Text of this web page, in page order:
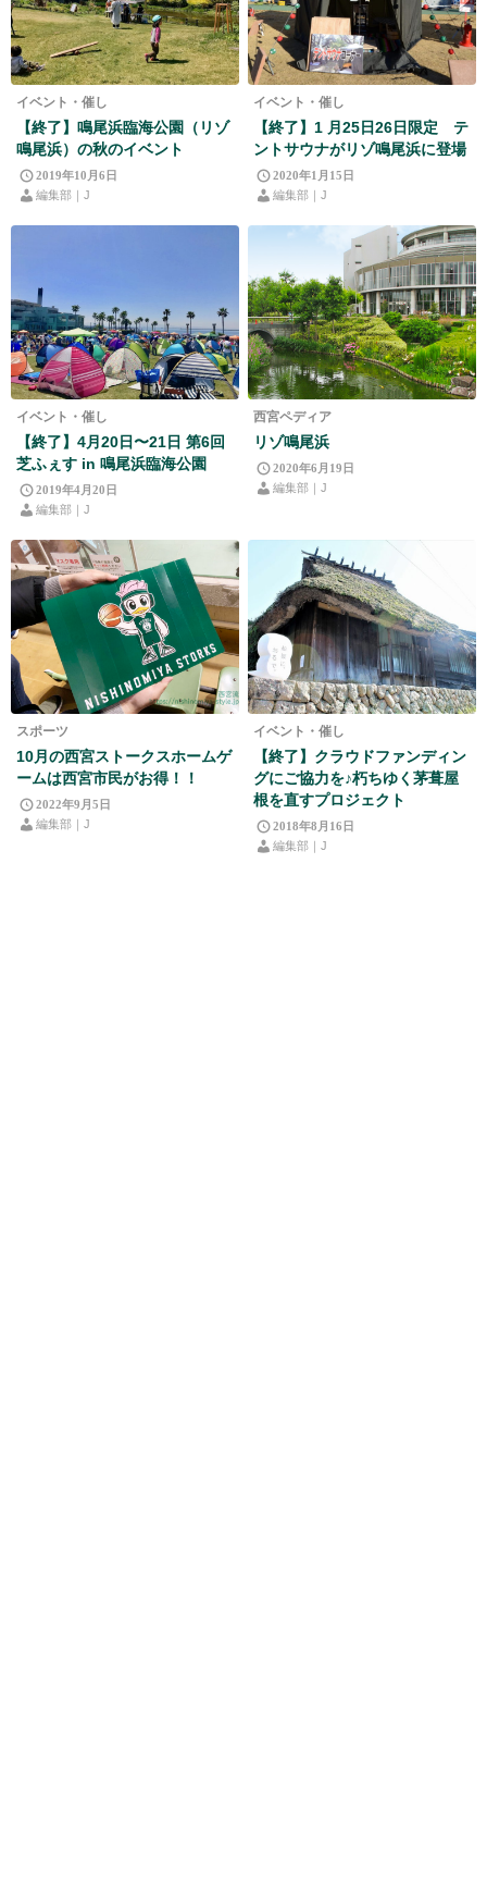
イベント・催し
【終了】鳴尾浜臨海公園（リゾ
鳴尾浜）の秋のイベント
2019年10月6日
編集部｜J
イベント・催し
【終了】1 月25日26日限定 テ
ントサウナがリゾ鳴尾浜に登場
2020年1月15日
編集部｜J
イベント・催し
【終了】4月20日〜21日 第6回
芝ふぇす in 鳴尾浜臨海公園
2019年4月20日
編集部｜J
西宮ペディア
リゾ鳴尾浜
2020年6月19日
編集部｜J
スポーツ
10月の西宮ストークスホームゲ
ームは西宮市民がお得！！
2022年9月5日
編集部｜J
イベント・催し
【終了】クラウドファンディン
グにご協力を♪朽ちゆく茅葺屋
根を直すプロジェクト
2018年8月16日
編集部｜J